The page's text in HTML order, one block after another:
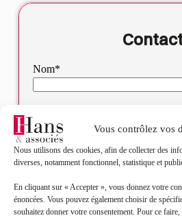
Vous contrôlez vos
Nous utilisons des cookies, afin de collecter des
diverses, notamment fonctionnel, statistique et
En cliquant sur « Accepter », vous donnez votre
énoncées. Vous pouvez également choisir de
souhaitez donner votre consentement. Pour ce
Nom*
Mail*
Objet de votre demande*